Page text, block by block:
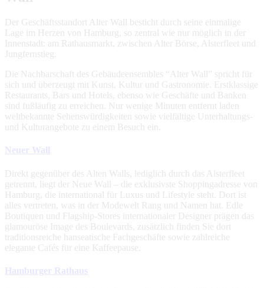
Der Geschäftsstandort Alter Wall besticht durch seine einmalige
Lage im Herzen von Hamburg, so zentral wie nur möglich in der
Innenstadt: am Rathausmarkt, zwischen Alter Börse, Alsterfleet und
Jungfernstieg.
Die Nachbarschaft des Gebäudeensembles “Alter Wall” spricht für
sich und überzeugt mit Kunst, Kultur und Gastronomie. Erstklassige
Restaurants, Bars und Hotels, ebenso wie Geschäfte und Banken
sind fußläufig zu erreichen. Nur wenige Minuten entfernt laden
weltbekannte Sehenswürdigkeiten sowie vielfältige Unterhaltungs-
und Kulturangebote zu einem Besuch ein.
Neuer Wall
Direkt gegenüber des Alten Walls, lediglich durch das Alsterfleet
getrennt, liegt der Neue Wall – die exklusivste Shoppingadresse von
Hamburg, die international für Luxus und Lifestyle steht. Dort ist
alles vertreten, was in der Modewelt Rang und Namen hat. Edle
Boutiquen und Flagship-Stores internationaler Designer prägen das
glamouröse Image des Boulevards, zusätzlich finden Sie dort
traditionsreiche hanseatische Fachgeschäfte sowie zahlreiche
elegante Cafés für eine Kaffeepause.
Hamburger Rathaus